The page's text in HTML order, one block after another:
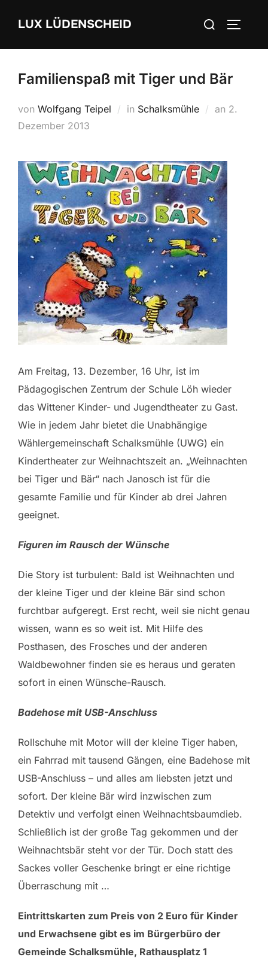
InhaltLUX LÜDENSCHEID
Suchen
Familienspaß mit Tiger und Bär
von Wolfgang Teipel in Schalksmühle an 2.
Dezember 2013
Am Freitag, 13. Dezember, 16 Uhr, ist im
Pädagogischen Zentrum der Schule Löh wieder
das Wittener Kinder- und Jugendtheater zu Gast.
Wie in jedem Jahr bietet die Unabhängige
Wählergemeinschaft Schalksmühle (UWG) ein
Kindertheater zur Weihnachtszeit an. „Weihnachten
bei Tiger und Bär“ nach Janosch ist für die
gesamte Familie und für Kinder ab drei Jahren
geeignet.
Figuren im Rausch der Wünsche
Die Story ist turbulent: Bald ist Weihnachten und
der kleine Tiger und der kleine Bär sind schon
furchtbar aufgeregt. Erst recht, weil sie nicht genau
wissen, wann es so weit ist. Mit Hilfe des
Posthasen, des Frosches und der anderen
Waldbewohner finden sie es heraus und geraten
sofort in einen Wünsche-Rausch.
Badehose mit USB-Anschluss
Rollschuhe mit Motor will der kleine Tiger haben,
ein Fahrrad mit tausend Gängen, eine Badehose mit
USB-Anschluss – und alles am liebsten jetzt und
sofort. Der kleine Bär wird inzwischen zum
Detektiv und verfolgt einen Weihnachtsbaumdieb.
Schließlich ist der große Tag gekommen und der
Weihnachtsbär steht vor der Tür. Doch statt des
Sackes voller Geschenke bringt er eine richtige
Überraschung mit …
Eintrittskarten zum Preis von 2 Euro für Kinder
und Erwachsene gibt es im Bürgerbüro der
Gemeinde Schalksmühle, Rathausplatz 1